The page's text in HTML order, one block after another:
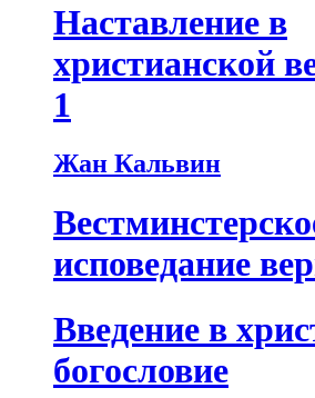
Наставление в
христианской
1
Жан Кальвин
исповедание
Введение в
богословие